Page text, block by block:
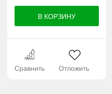
Сравнить Отложить